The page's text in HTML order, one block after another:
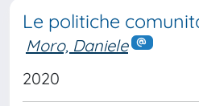
Le politiche
Moro, Daniele
2020